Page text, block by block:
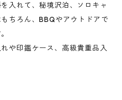
入れて、秘境沢泊、ソロキャ
ちろん、BBQやアウトドアで
や印鑑ケース、高級貴重品入